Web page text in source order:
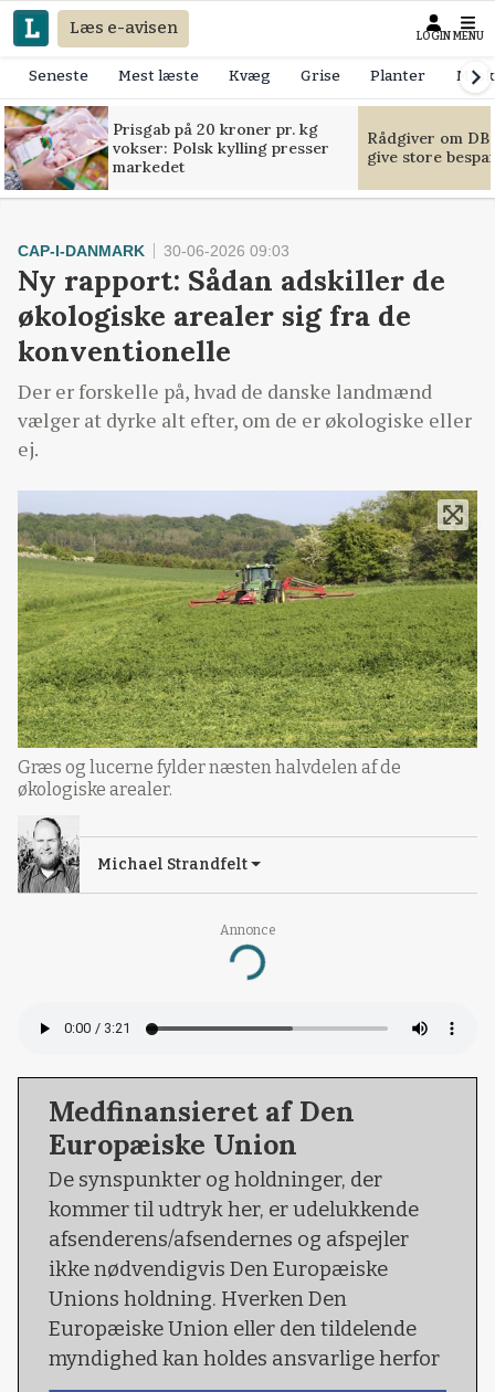
Læs e-avisen LOGIN MENU
Seneste Mest læste Kvæg Grise Planter
Prisgab på 20 kroner pr. kg
vokser: Polsk kylling presser
markedet
Rådgiver om
give store
Annonce
Loading...
CAP-I-DANMARK 30-06-2026 09:03
Ny rapport: Sådan adskiller de
økologiske arealer sig fra de
konventionelle
Der er forskelle på, hvad de danske landmænd
vælger at dyrke alt efter, om de er økologiske eller
ej.
Græs og lucerne fylder næsten halvdelen af de
økologiske arealer.
Michael Strandfelt
Medfinansieret af Den
Europæiske Union
De synspunkter og holdninger, der
kommer til udtryk her, er udelukkende
afsenderens/afsendernes og afspejler
ikke nødvendigvis Den Europæiske
Unions holdning. Hverken Den
Europæiske Union eller den tildelende
myndighed kan holdes ansvarlige herfor